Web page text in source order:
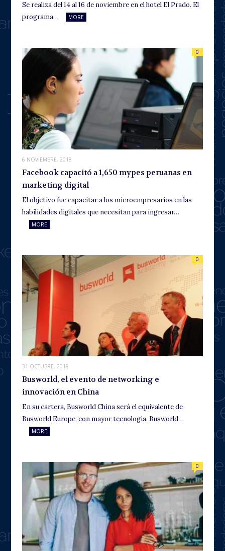
Se realiza del 14 al 16 de noviembre en el hotel El Prado. El
programa…
MORE
6 NOVIEMBRE, 2018
0
Facebook capacitó a 1,650 mypes peruanas en
marketing digital
El objetivo fue capacitar a los microempresarios en las
habilidades digitales que necesitan para ingresar…
MORE
31 OCTUBRE, 2018
0
Busworld, el evento de networking e
innovación en China
En su cartera, Busworld China será el equivalente de
Busworld Europe, con mayor tecnología. Busworld…
MORE
0